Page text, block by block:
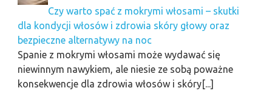
Czy warto spać z mokrymi włosami – skutki
dla kondycji włosów i zdrowia skóry głowy oraz
bezpieczne alternatywy na noc
Spanie z mokrymi włosami może wydawać się
niewinnym nawykiem, ale niesie ze sobą poważne
konsekwencje dla zdrowia włosów i skóry[...]